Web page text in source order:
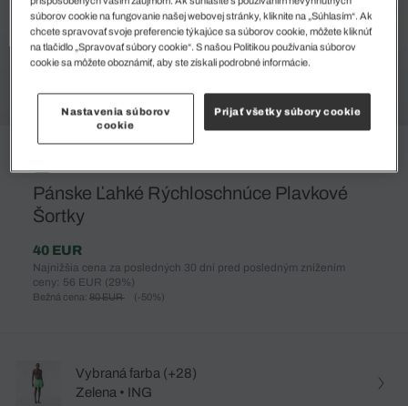
Pánske Ľahké Rýchloschnúce Plavkové
Šortky
40 EUR
Najnižšia cena za posledných 30 dní pred posledným znížením
ceny: 56 EUR (29%)
Bežná cena: 80 EUR (-50%)
Vybraná farba (+28)
Zelena • ING
súborov cookie na fungovanie našej webovej stránky, kliknite na „Súhlasím“. Ak
chcete spravovať svoje preferencie týkajúce sa súborov cookie, môžete kliknúť
na tlačidlo „Spravovať súbory cookie“. S našou Politikou používania súborov
cookie sa môžete oboznámiť, aby ste získali podrobné informácie.
Nastavenia súborov
cookie
Prijať všetky súbory cookie